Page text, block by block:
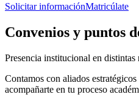
Solicitar informaciónMatricúlate
Convenios y puntos
Presencia institucional en distintas
Contamos con aliados
acompañarte en tu proceso